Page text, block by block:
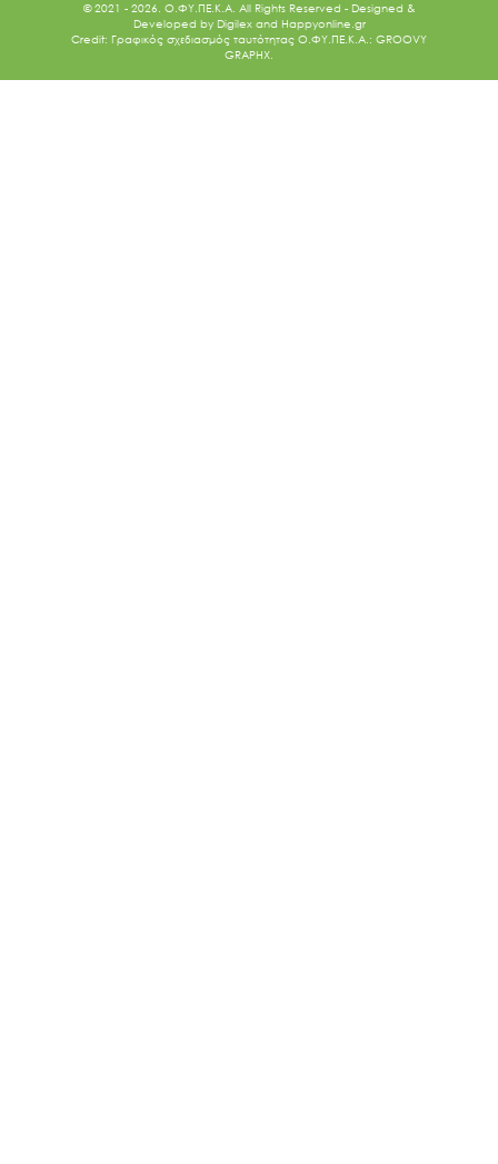
© 2021 - 2026. O.ΦΥ.ΠΕ.Κ.Α. All Rights Reserved - Designed &
Developed by Digilex and Happyonline.gr
Credit: Γραφικός σχεδιασμός ταυτότητας Ο.ΦΥ.ΠΕ.Κ.Α.: GROOVY
GRAPHX.